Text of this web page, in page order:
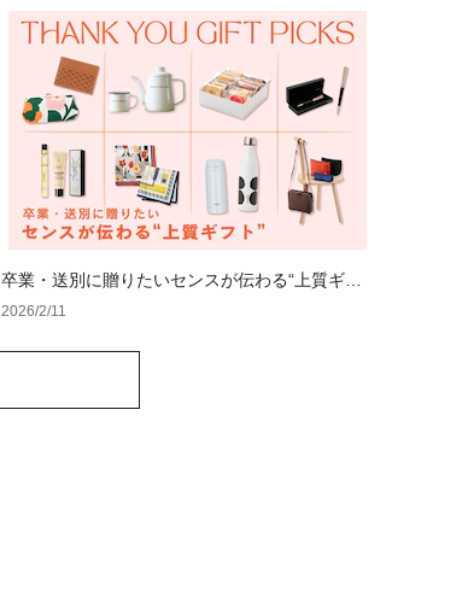
卒業・送別に贈りたいセンスが伝わる“上質ギフ
ト”
2026/2/11